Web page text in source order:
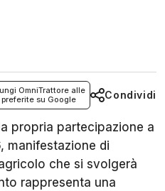
OmniTrattore alle
su Google
Condividi
propria partecipazione a
manifestazione di
che si svolgerà
rappresenta una